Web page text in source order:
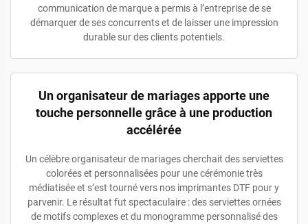
communication de marque a permis à l’entreprise de se
démarquer de ses concurrents et de laisser une impression
durable sur des clients potentiels.
Un organisateur de mariages apporte une
touche personnelle grâce à une production
accélérée
Un célèbre organisateur de mariages cherchait des serviettes
colorées et personnalisées pour une cérémonie très
médiatisée et s’est tourné vers nos imprimantes DTF pour y
parvenir. Le résultat fut spectaculaire : des serviettes ornées
de motifs complexes et du monogramme personnalisé des